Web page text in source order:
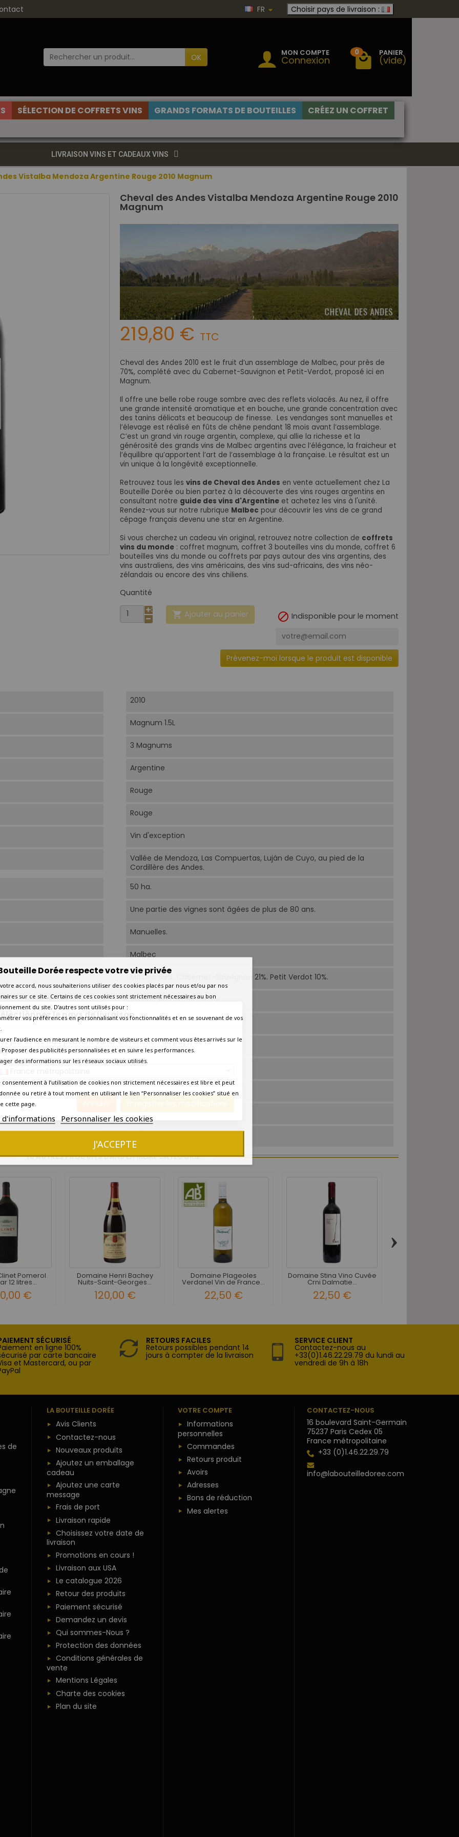
le pays de livraison
prix et les frais peuvent varier en fonction du pays/de la
de livraison.
Annuler Enregistrer les modifications
FR Choisir pays de livraison :
OK MON COMPTE
Connexion
0 PANIER
(vide)
SÉLECTION DE COFFRETS VINS GRANDS FORMATS DE BOUTEILLES
CRÉEZ UN COFFRET
LIVRAISON VINS ET CADEAUX VINS
Vistalba Mendoza Argentine Rouge 2010 Magnum
Cheval des Andes Vistalba Mendoza Argentine Rouge 2010
Magnum
219,80 € TTC
Cheval des Andes 2010 est le fruit d’un assemblage de Malbec, pour près de
70%, complété avec du Cabernet-Sauvignon et Petit-Verdot, proposé ici en
Magnum.
Il offre une belle robe rouge sombre avec des reflets violacés. Au nez, il offre
une grande intensité aromatique et en bouche, une grande concentration avec
des tanins délicats et beaucoup de finesse. Les vendanges sont manuelles et
l’élevage est réalisé en fûts de chêne pendant 18 mois avant l’assemblage.
C’est un grand vin rouge argentin, complexe, qui allie la richesse et la
générosité des grands vins de Malbec argentins avec l’élégance, la fraicheur et
l’équilibre qu’apportent l’art de l’assemblage à la française. Le résultat est un
vin unique à la longévité exceptionnelle.
Retrouvez tous les vins de Cheval des Andes en vente actuellement chez La
Bouteille Dorée ou bien partez à la découverte des vins rouges argentins en
consultant notre guide des vins d'Argentine et achetez les vins à l'unité.
Rendez-vous sur notre rubrique Malbec pour découvrir les vins de ce grand
cépage français devenu une star en Argentine.
Si vous cherchez un cadeau vin original, retrouvez notre collection de coffrets
vins du monde : coffret magnum, coffret 3 bouteilles vins du monde, coffret 6
bouteilles vins du monde ou coffrets par pays autour des vins argentins, des
vins australiens, des vins américains, des vins sud-africains, des vins néo-
zélandais ou encore des vins chiliens.
Quantité
 Ajouter au panier  Indisponible pour le moment
Prévenez-moi lorsque le produit est disponible
2010
Magnum 1.5L
3 Magnums
Argentine
Rouge
Rouge
Vin d'exception
Vallée de Mendoza, Las Compuertas, Luján de Cuyo, au pied de la
Cordillère des Andes.
50 ha.
Une partie des vignes sont âgées de plus de 80 ans.
Manuelles.
Malbec
Malbec 69%. Cabernet-Sauvignon 21%. Petit Verdot 10%.
18 mois en fûts de chêne.
16°C-18°C.
20 à 25 ans.
2035
Amateur de grands crus
10 AUTRES PRODUITS DANS LA MÊME CATÉGORIE :
Pomerol
12 litres...
€
Domaine Henri Bachey
Nuits-Saint-Georges...
120,00 €
Domaine Plageoles
Verdanel Vin de France...
22,50 €
Domaine Stina Vino Cuvée
Crni Dalmatie...
22,50 €
›
SÉCURISÉ
en ligne 100%
par carte bancaire
et Mastercard, ou par
RETOURS FACILES
Retours possibles pendant 14
jours à compter de la livraison
SERVICE CLIENT
Contactez-nous au
+33(0)1.46.22.29.79 du lundi au
vendredi de 9h à 18h
de
LA BOUTEILLE DORÉE
Avis Clients
Contactez-nous
Nouveaux produits
Ajoutez un emballage
cadeau
Ajoutez une carte
message
Frais de port
Livraison rapide
Choisissez votre date de
livraison
Promotions en cours !
Livraison aux USA
Le catalogue 2026
Retour des produits
Paiement sécurisé
Demandez un devis
Qui sommes-Nous ?
Protection des données
Conditions générales de
vente
Mentions Légales
Charte des cookies
Plan du site
VOTRE COMPTE
Informations
personnelles
Commandes
Retours produit
Avoirs
Adresses
Bons de réduction
Mes alertes
CONTACTEZ-NOUS
16 boulevard Saint-Germain
75237 Paris Cedex 05
France métropolitaine
+33 (0)1.46.22.29.79
info@labouteilledoree.com
Dorée respecte votre vie privée
accord, nous souhaiterions utiliser des cookies placés par nous et/ou par nos
sur ce site. Certains de ces cookies sont strictement nécessaires au bon
du site. D’autres sont utilisés pour :
vos préférences en personnalisant vos fonctionnalités et en se souvenant de vos
l’audience en mesurant le nombre de visiteurs et comment vous êtes arrivés sur le
Proposer des publicités personnalisées et en suivre les performances.
des informations sur les réseaux sociaux utilisés.
consentement à l’utilisation de cookies non strictement nécessaires est libre et peut
ou retiré à tout moment en utilisant le lien “Personnaliser les cookies” situé en
cette page.
d'informations Personnaliser les cookies
J'ACCEPTE